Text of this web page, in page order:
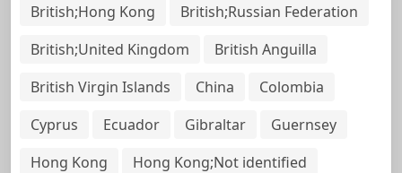
British;Hong Kong
British;Russian Federation
British;United Kingdom
British Anguilla
British Virgin Islands
China
Colombia
Cyprus
Ecuador Gibraltar
Guernsey
Hong Kong
Hong Kong;Not identified